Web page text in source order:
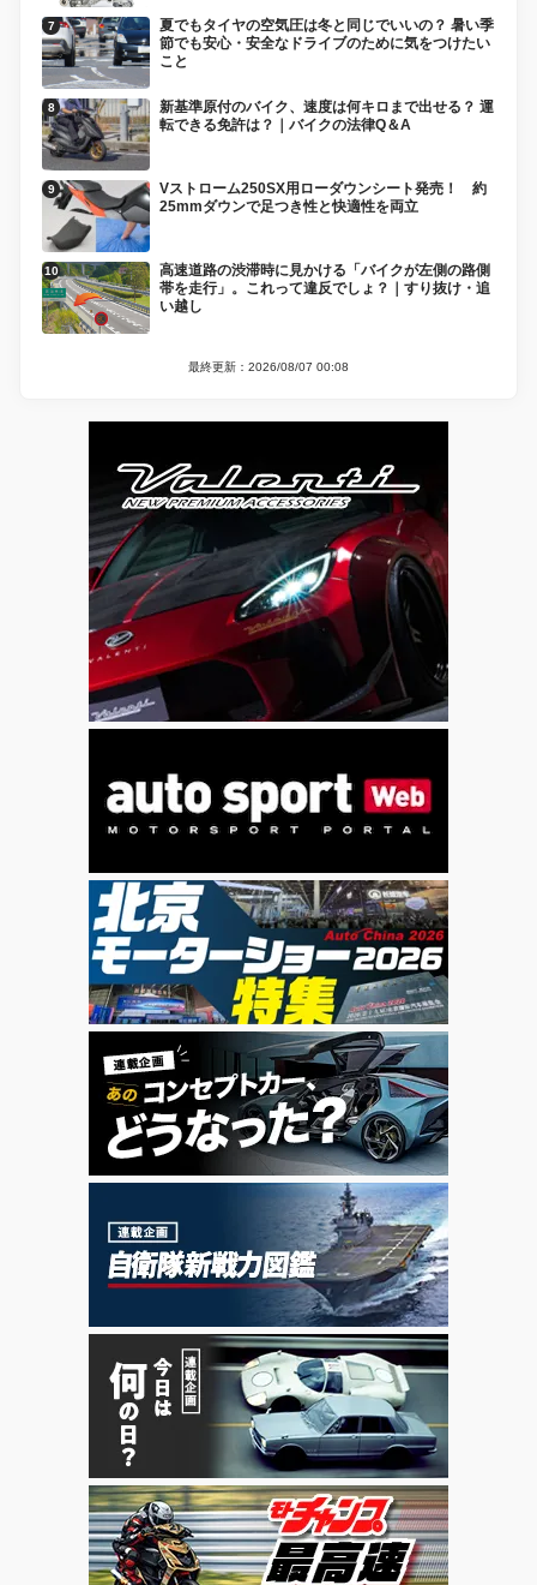
夏でもタイヤの空気圧は冬と同じでいいの？ 暑い季
節でも安心・安全なドライブのために気をつけたい
こと
新基準原付のバイク、速度は何キロまで出せる？ 運
転できる免許は？｜バイクの法律Q＆A
Vストローム250SX用ローダウンシート発売！ 約
25mmダウンで足つき性と快適性を両立
高速道路の渋滞時に見かける「バイクが左側の路側
帯を走行」。これって違反でしょ？｜すり抜け・追
い越し
最終更新：2026/08/07 00:08